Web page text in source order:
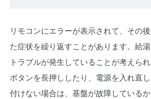
リモコンにエラーが表示されて、その
た症状を繰り返すことがあります。給
トラブルが発生していることが考えら
ボタンを長押ししたり、電源を入れ直
付けない場合は、基盤が故障しているか